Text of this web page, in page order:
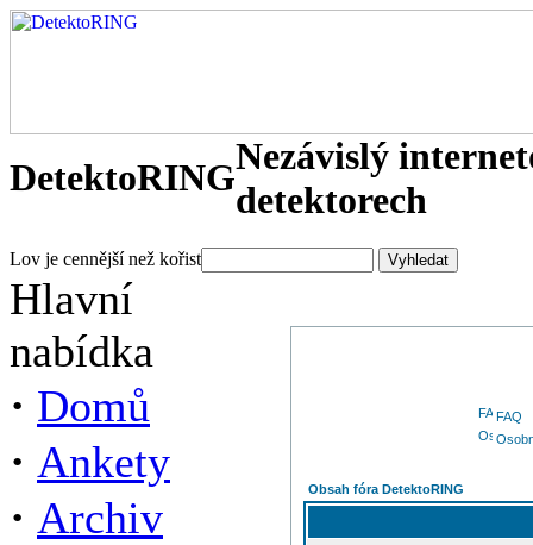
DetektoRINGNezávislý
detektorech
Lov je cennější než kořist
Hlavní
nabídka
· Domů
· Ankety
· Archiv
FAQ
Obsah fóra DetektoRING